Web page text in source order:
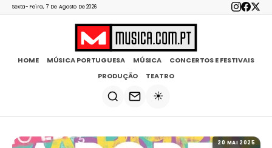
Sexta-Feira, 7 De Agosto De 2026
HOME MÚSICA PORTUGUESA MÚSICA
CONCERTOS E FESTIVAIS
PRODUÇÃO
TEATRO
☀️
20 MAI 2025